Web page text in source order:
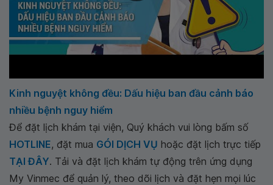
Kinh nguyệt không đều: Dấu hiệu ban đầu cảnh báo
nhiều bệnh nguy hiểm
Để đặt lịch khám tại viện, Quý khách vui lòng bấm số
HOTLINE, đặt mua GÓI DỊCH VỤ hoặc đặt lịch trực tiếp
TẠI ĐÂY. Tải và đặt lịch khám tự động trên ứng dụng
My Vinmec để quản lý, theo dõi lịch và đặt hẹn mọi lúc